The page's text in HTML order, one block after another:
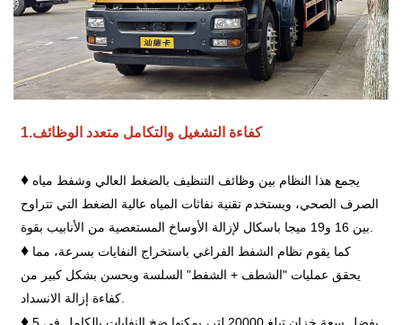
1.كفاءة التشغيل والتكامل متعدد الوظائف
♦
الصرف الصحي، ويستخدم تقنية نفاثات المياه عالية الضغط التي تتراوح
بين 16 و19 ميجا باسكال لإزالة الأوساخ المستعصية من الأنابيب بقوة.
♦
يحقق عمليات "الشطف + الشفط" السلسة ويحسن بشكل كبير من
كفاءة إزالة الانسداد.